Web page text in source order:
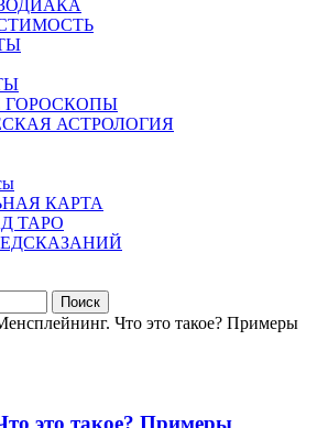
ГОРОСКОПЫ
АСТРОЛОГИЯ
КАРТА
ТАРО
Что это такое? Примеры
это такое? Примеры